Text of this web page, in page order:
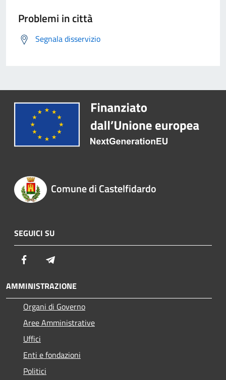
Problemi in città
Segnala disservizio
Comune di Castelfidardo
SEGUICI SU
Facebook
AMMINISTRAZIONE
Organi di Governo
Aree Amministrative
Uffici
Enti e fondazioni
Politici